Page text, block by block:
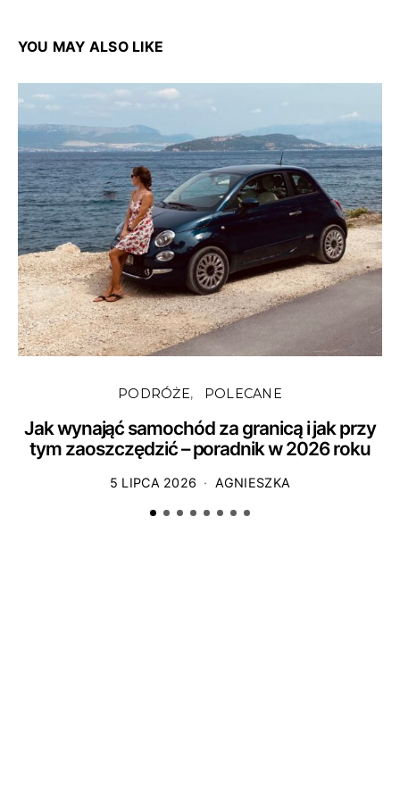
YOU MAY ALSO LIKE
PODRÓŻE POLECANE
Jak wynająć samochód za granicą i jak przy
tym zaoszczędzić – poradnik w 2026 roku
5 LIPCA 2026 AGNIESZKA